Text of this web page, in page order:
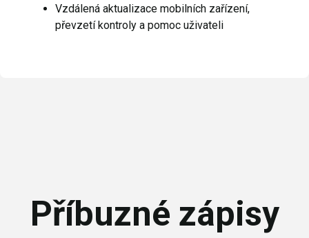
Vzdálená aktualizace mobilních zařízení,
převzetí kontroly a pomoc uživateli
Příbuzné zápisy